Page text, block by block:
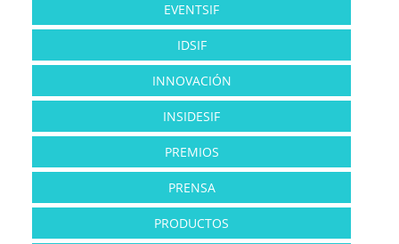
EVENTSIF
IDSIF
INNOVACIÓN
INSIDESIF
PREMIOS
PRENSA
PRODUCTOS